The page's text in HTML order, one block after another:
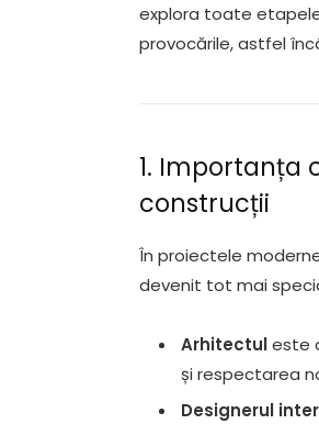
explora toate
provocările, astfel
1. Importanța
construcții
În proiectele
devenit tot mai
Arhitectuleste
și respectarea
Designerul